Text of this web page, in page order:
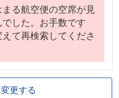
る航空便の空席が見
した。お手数です
て再検索してくださ
更する